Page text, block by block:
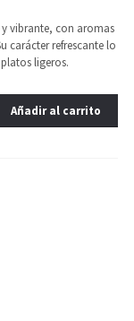
y vibrante, con aromas
carácter refrescante lo
ligeros.
Añadir al carrito